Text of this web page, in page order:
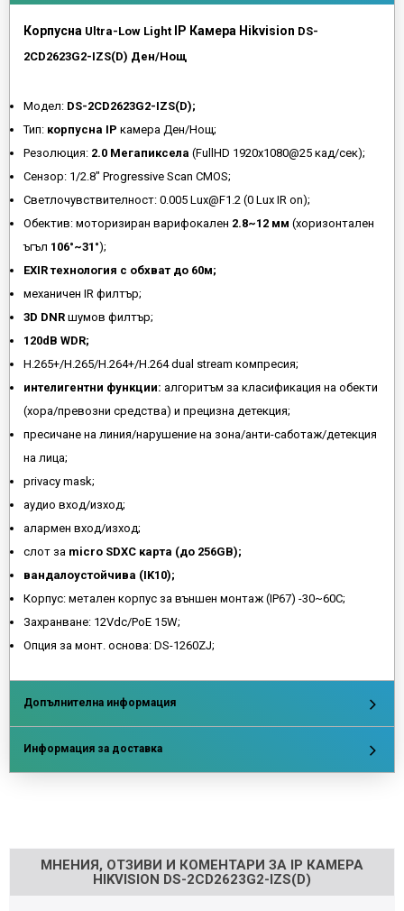
Корпусна Ultra-Low Light IP Камера Hikvision DS-
2CD2623G2-IZS(D) Ден/Нощ
Модел: DS-2CD2623G2-IZS(D);
Тип: корпусна IP камера Ден/Нощ;
Резолюция: 2.0 Мегапиксела (FullHD 1920x1080@25 кад/сек);
Сензор: 1/2.8" Progressive Scan CMOS;
Светлочувствителност: 0.005 Lux@F1.2 (0 Lux IR on);
Обектив: моторизиран варифокален 2.8~12 мм (хоризонтален
ъгъл 106°~31°);
EXIR технология с обхват до 60м;
механичен IR филтър;
3D DNR шумов филтър;
120dB WDR;
H.265+/H.265/H.264+/H.264 dual stream компресия;
интелигентни функции: алгоритъм за класификация на обекти
(хора/превозни средства) и прецизна детекция;
пресичане на линия/нарушение на зона/анти-саботаж/детекция
на лица;
privacy mask;
аудио вход/изход;
алармен вход/изход;
слот за micro SDXC карта (до 256GB);
вандалоустойчива (IK10);
Корпус: метален корпус зa външен монтаж (IP67) -30~60C;
Захранване: 12Vdc/PoE 15W;
Опция за монт. основа: DS-1260ZJ;
Допълнителна информация
Информация за доставка
МНЕНИЯ, ОТЗИВИ И КОМЕНТАРИ ЗА IP КАМЕРА
HIKVISION DS-2CD2623G2-IZS(D)